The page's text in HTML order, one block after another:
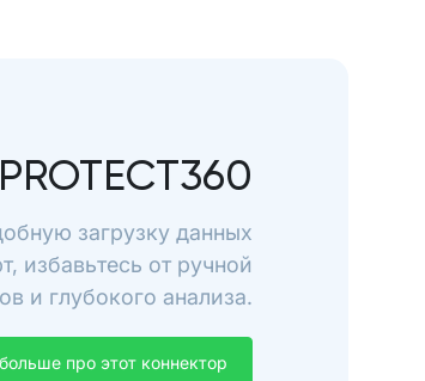
загрузку данных
избавьтесь от ручной
и глубокого анализа.
про этот коннектор